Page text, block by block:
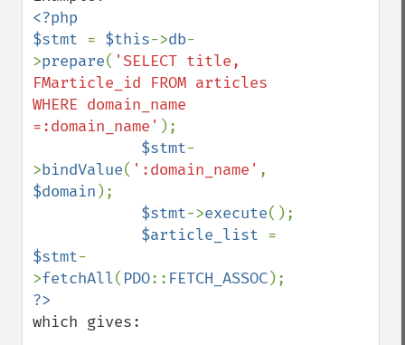
<?php
$stmt = $this->db-
>prepare( 'SELECT title,
FMarticle_id FROM articles
WHERE domain_name
=:domain_name' );
$stmt-
>bindValue( ':domain_name'
$domain );
$stmt->execute();
$article_list
$stmt-
>fetchAll( PDO:: FETCH_ASSOC
which gives: